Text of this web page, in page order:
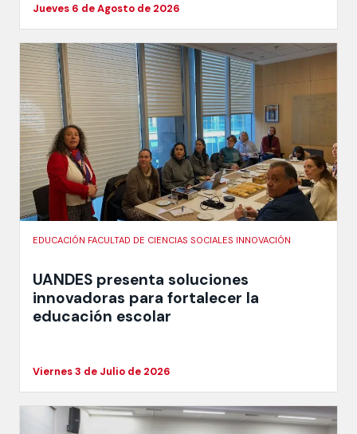
Jueves 6 de Agosto de 2026
EDUCACIÓN FACULTAD DE CIENCIAS SOCIALES INNOVACIÓN
UANDES presenta soluciones
innovadoras para fortalecer la
educación escolar
Viernes 3 de Julio de 2026